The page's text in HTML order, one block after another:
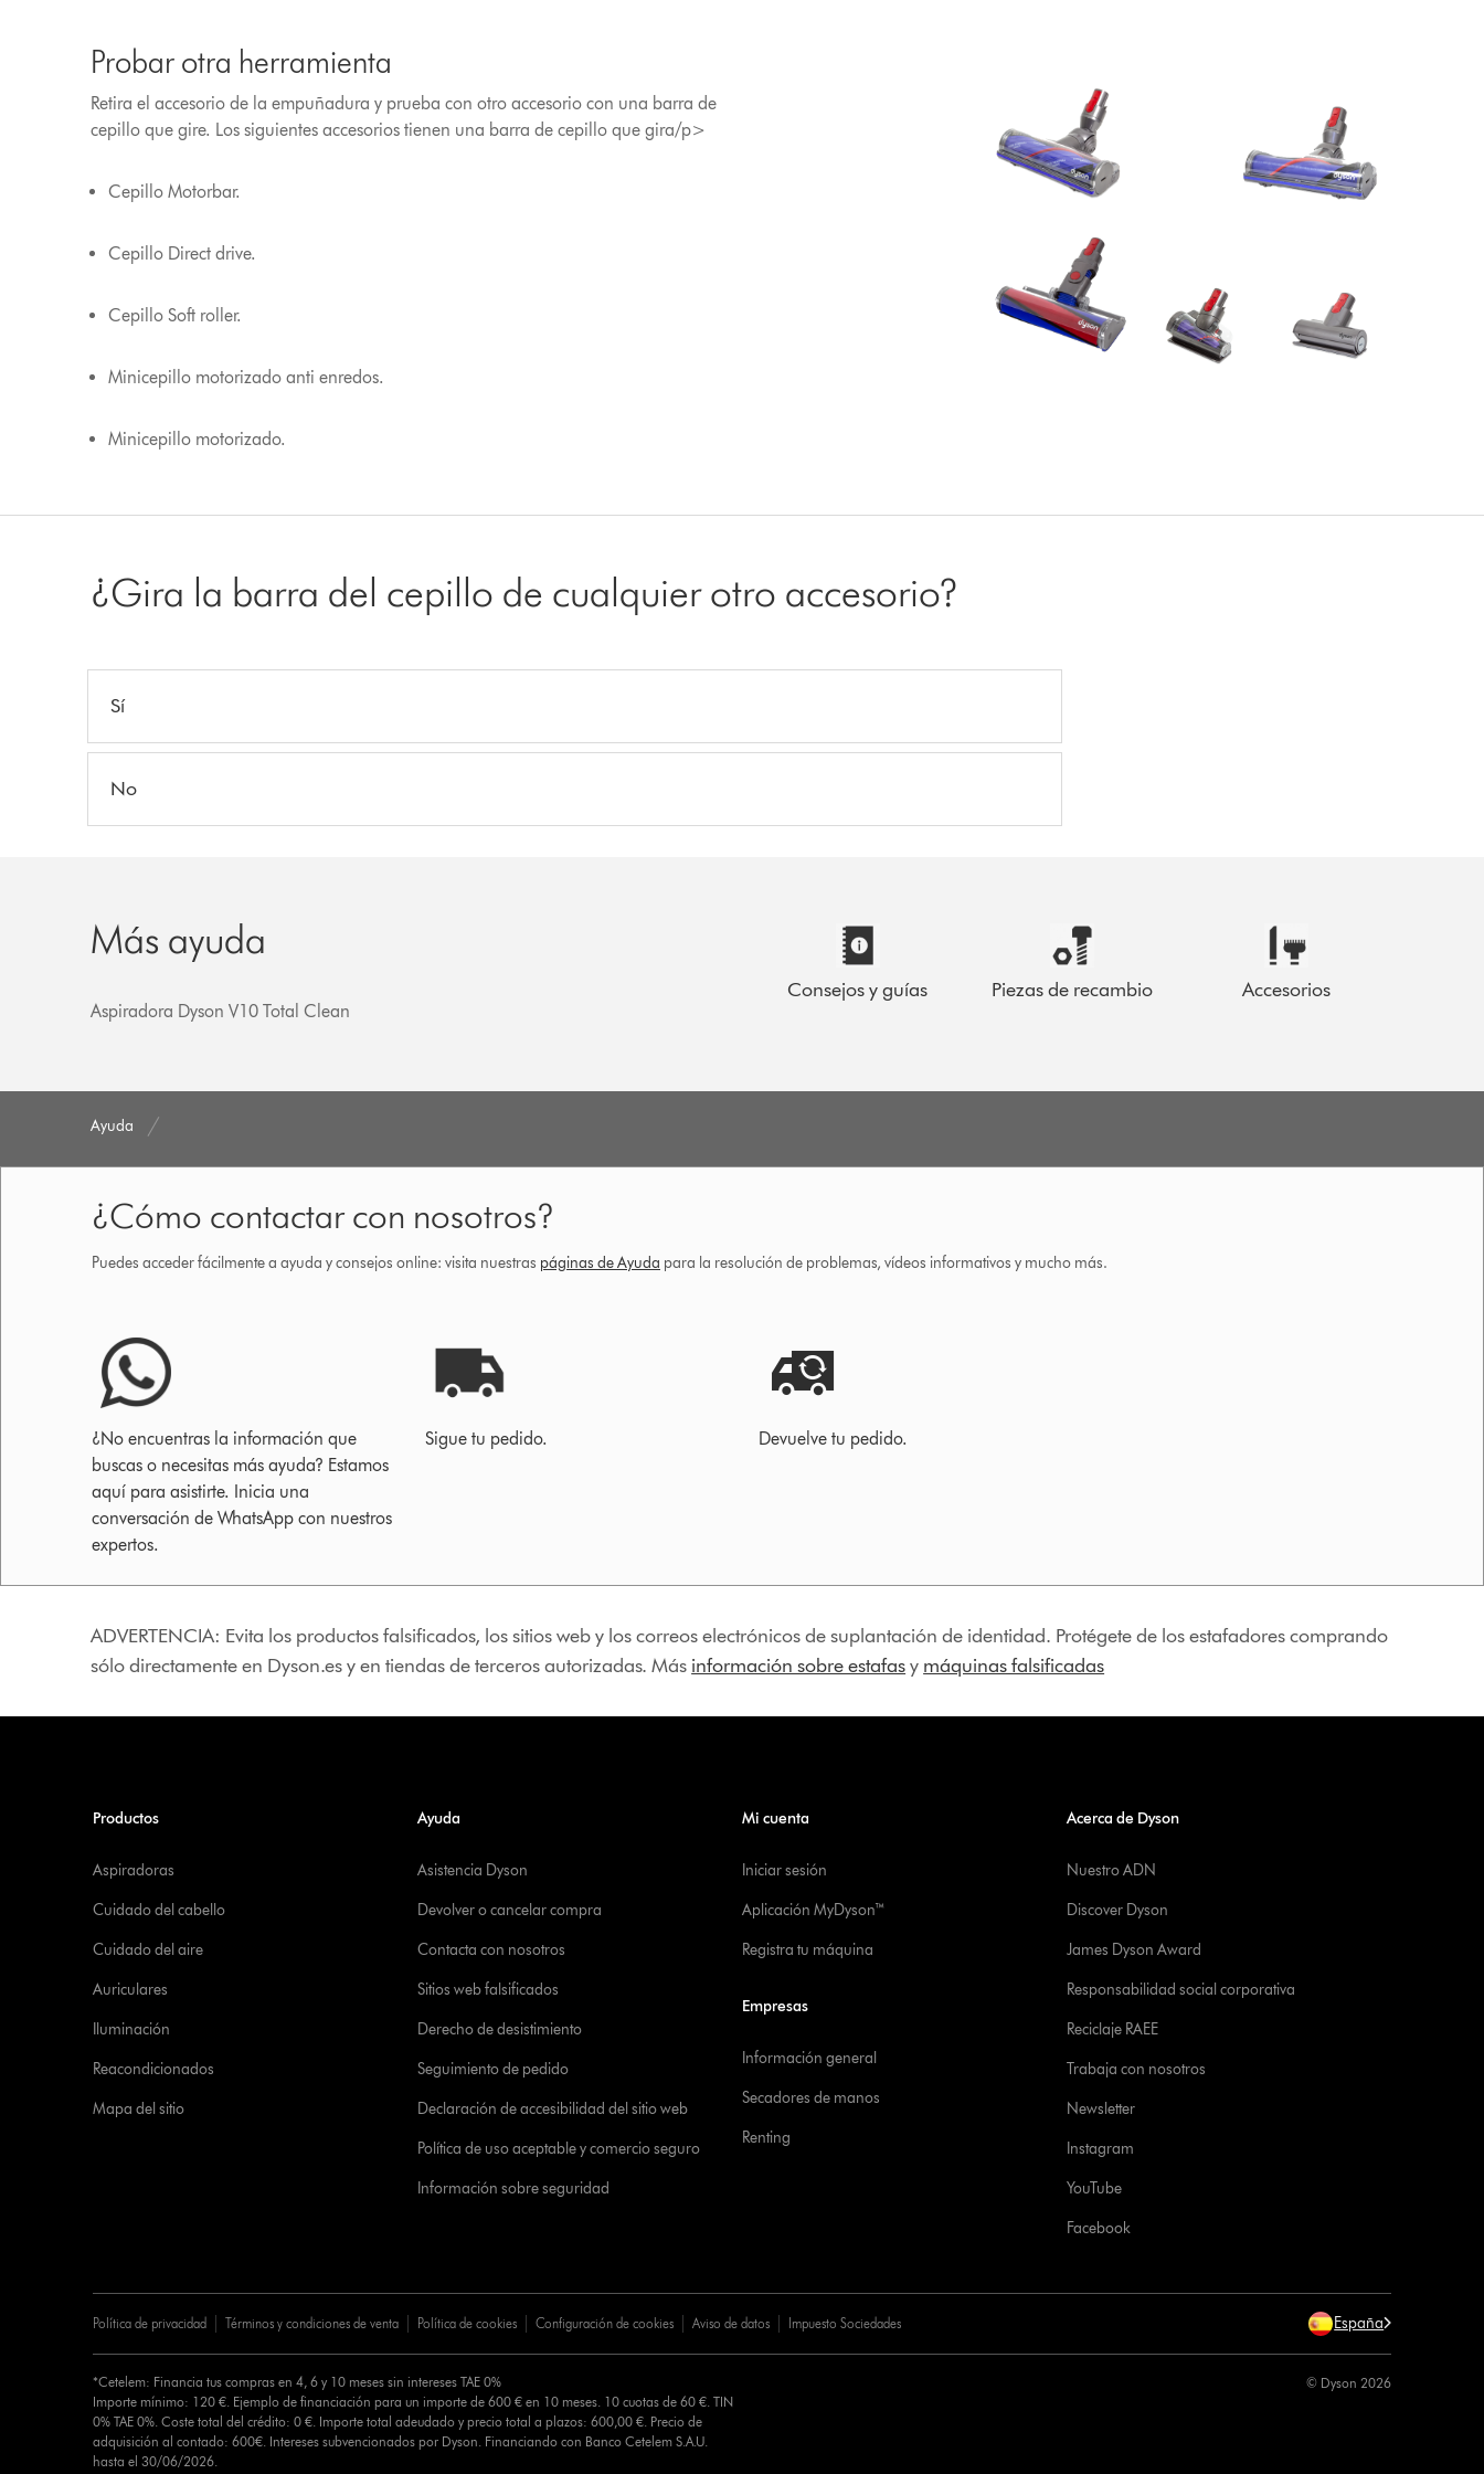
Probar otra herramienta
Retira el accesorio de la empuñadura y prueba con otro accesorio con una barra de
cepillo que gire. Los siguientes accesorios tienen una barra de cepillo que gira/p>
Cepillo Motorbar.
Cepillo Direct drive.
Cepillo Soft roller.
Minicepillo motorizado anti enredos.
Minicepillo motorizado.
¿Gira la barra del cepillo de cualquier otro accesorio?
Sí
No
Más ayuda
Aspiradora Dyson V10 Total Clean
Consejos y guías Piezas de recambio Accesorios
Ayuda
¿Cómo contactar con nosotros?
Puedes acceder fácilmente a ayuda y consejos online: visita nuestras páginas de Ayuda para la resolución de problemas, vídeos informativos y mucho más.
¿No encuentras la información que
buscas o necesitas más ayuda? Estamos
aquí para asistirte. Inicia una
conversación de WhatsApp con nuestros
expertos.
Sigue tu pedido. Devuelve tu pedido.
ADVERTENCIA: Evita los productos falsificados, los sitios web y los correos electrónicos de suplantación de identidad. Protégete de los estafadores comprando
sólo directamente en Dyson.es y en tiendas de terceros autorizadas. Más información sobre estafasy máquinas falsificadas
Productos
Aspiradoras
Cuidado del cabello
Cuidado del aire
Auriculares
Iluminación
Reacondicionados
Mapa del sitio
Ayuda
Asistencia Dyson
Devolver o cancelar compra
Contacta con nosotros
Sitios web falsificados
Derecho de desistimiento
Seguimiento de pedido
Declaración de accesibilidad del sitio web
Política de uso aceptable y comercio seguro
Información sobre seguridad
Mi cuenta
Iniciar sesión
Aplicación MyDyson™
Registra tu máquina
Empresas
Información general
Secadores de manos
Renting
Acerca de Dyson
Nuestro ADN
Discover Dyson
James Dyson Award
Responsabilidad social corporativa
Reciclaje RAEE
Trabaja con nosotros
Newsletter
Instagram
YouTube
Facebook
Política de privacidad Términos y condiciones de venta Política de cookies Configuración de cookies Aviso de datos Impuesto Sociedades España
*Cetelem: Financia tus compras en 4, 6 y 10 meses sin intereses TAE 0%
Importe mínimo: 120 €. Ejemplo de financiación para un importe de 600 € en 10 meses. 10 cuotas de 60 €. TIN
0% TAE 0%. Coste total del crédito: 0 €. Importe total adeudado y precio total a plazos: 600,00 €. Precio de
adquisición al contado: 600€. Intereses subvencionados por Dyson. Financiando con Banco Cetelem S.A.U.
hasta el 30/06/2026.
© Dyson 2026